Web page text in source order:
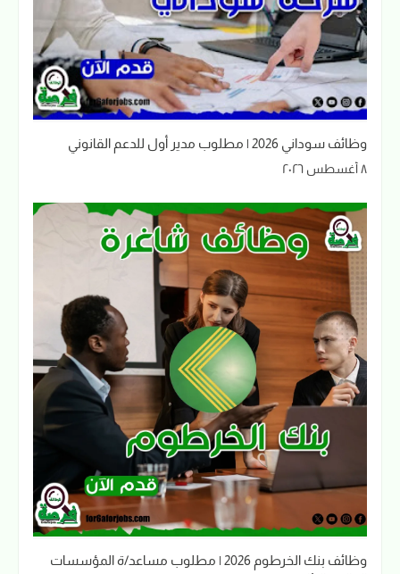
وظائف سوداني 2026 | مطلوب مدير أول للدعم القانوني
٨ أغسطس ٢٠٢٦
وظائف بنك الخرطوم 2026 | مطلوب مساعد/ة المؤسسات